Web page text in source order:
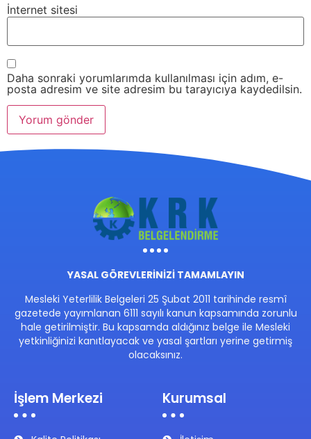
İnternet sitesi
Daha sonraki yorumlarımda kullanılması için adım, e-
posta adresim ve site adresim bu tarayıcıya kaydedilsin.
YASAL GÖREVLERİNİZİ TAMAMLAYIN
Mesleki Yeterlilik Belgeleri 25 Şubat 2011 tarihinde resmî
gazetede yayımlanan 6111 sayılı kanun kapsamında zorunlu
hale getirilmiştir. Bu kapsamda aldığınız belge ile Mesleki
yetkinliğinizi kanıtlayacak ve yasal şartları yerine getirmiş
olacaksınız.
İşlem Merkezi Kurumsal